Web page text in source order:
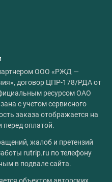
ООО «РЖД —
договор ЦПР-178/РДА от
ресурсом ОАО
с учетом сервисного
заказа отображается на
перед оплатой.
жалоб и претензий
rutrip.ru по телефону
в подвале сайта.